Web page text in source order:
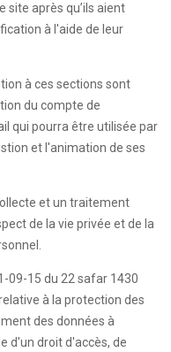
site après qu’ils aient
à l'aide de leur
à ces sections sont
du compte de
qui pourra être utilisée par
et l'animation de ses
et un traitement
de la vie privée et de la
09-15 du 22 safar 1430
à la protection des
des données à
d'un droit d'accès, de